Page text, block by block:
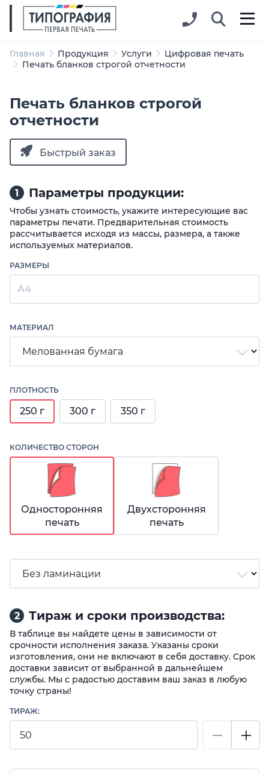
Главная Продукция Услуги
Цифровая печать
Печать бланков строгой отчетности
Печать бланков строгой
отчетности
Быстрый заказ
1 Параметры продукции:
Чтобы узнать стоимость, укажите интересующие вас
параметры печати. Предварительная стоимость
рассчитывается исходя из массы, размера, а также
используемых материалов.
РАЗМЕРЫ
А4
МАТЕРИАЛ
ПЛОТНОСТЬ
250 г 300 г 350 г
КОЛИЧЕСТВО СТОРОН
Односторонняя
печать
Двухсторонняя
печать
2 Тираж и сроки производства:
В таблице вы найдете цены в зависимости от
срочности исполнения заказа. Указаны сроки
изготовления, они не включают в себя доставку. Срок
доставки зависит от выбранной в дальнейшем
службы. Мы с радостью доставим ваш заказ в любую
точку страны!
ТИРАЖ: